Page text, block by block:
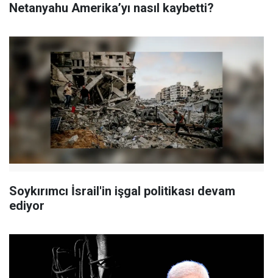
Netanyahu Amerika’yı nasıl kaybetti?
Soykırımcı İsrail'in işgal politikası devam
ediyor